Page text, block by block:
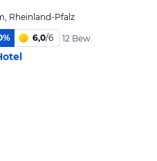
Rheinland-Pfalz
% 6,0/6 12 Bew.